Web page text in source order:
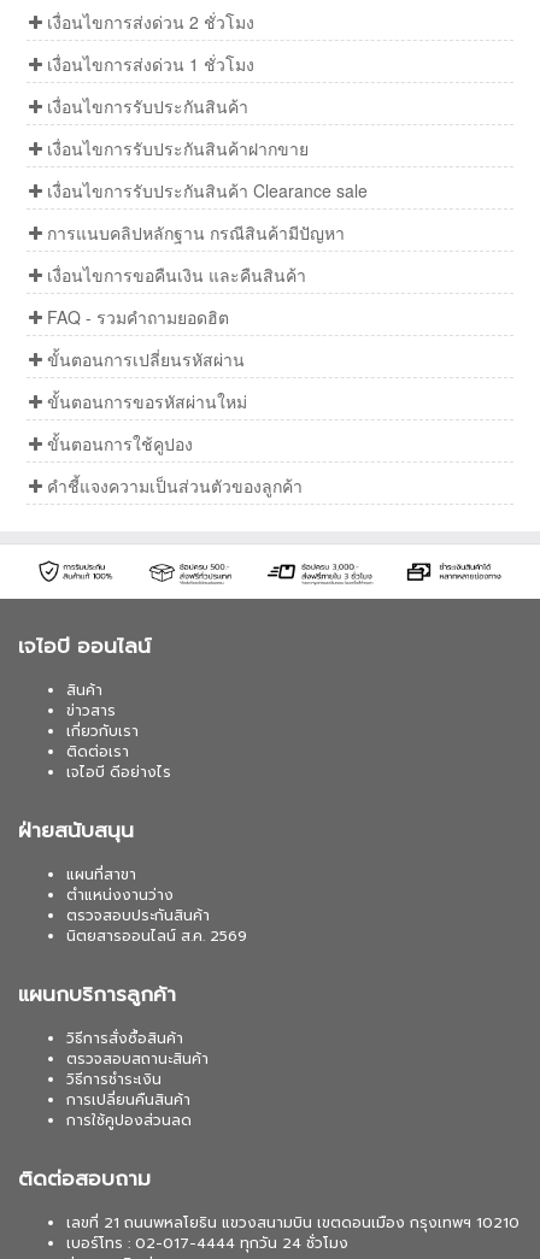
เงื่อนไขการส่งด่วน 2 ชั่วโมง
เงื่อนไขการส่งด่วน 1 ชั่วโมง
เงื่อนไขการรับประกันสินค้า
เงื่อนไขการรับประกันสินค้าฝากขาย
เงื่อนไขการรับประกันสินค้า Clearance sale
การแนบคลิปหลักฐาน กรณีสินค้ามีปัญหา
เงื่อนไขการขอคืนเงิน และคืนสินค้า
FAQ - รวมคำถามยอดฮิต
ขั้นตอนการเปลี่ยนรหัสผ่าน
ขั้นตอนการขอรหัสผ่านใหม่
ขั้นตอนการใช้คูปอง
คำชี้แจงความเป็นส่วนตัวของลูกค้า
เจไอบี ออนไลน์
สินค้า
ข่าวสาร
เกี่ยวกับเรา
ติดต่อเรา
เจไอบี ดีอย่างไร
ฝ่ายสนับสนุน
แผนที่สาขา
ตำแหน่งงานว่าง
ตรวจสอบประกันสินค้า
นิตยสารออนไลน์ ส.ค. 2569
แผนกบริการลูกค้า
วิธีการสั่งซื้อสินค้า
ตรวจสอบสถานะสินค้า
วิธีการชำระเงิน
การเปลี่ยนคืนสินค้า
การใช้คูปองส่วนลด
ติดต่อสอบถาม
เลขที่ 21 ถนนพหลโยธิน แขวงสนามบิน เขตดอนเมือง กรุงเทพฯ 10210
เบอร์โทร : 02-017-4444 ทุกวัน 24 ชั่วโมง